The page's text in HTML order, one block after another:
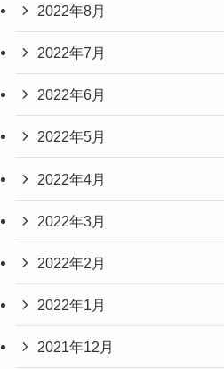
2022年8月
2022年7月
2022年6月
2022年5月
2022年4月
2022年3月
2022年2月
2022年1月
2021年12月